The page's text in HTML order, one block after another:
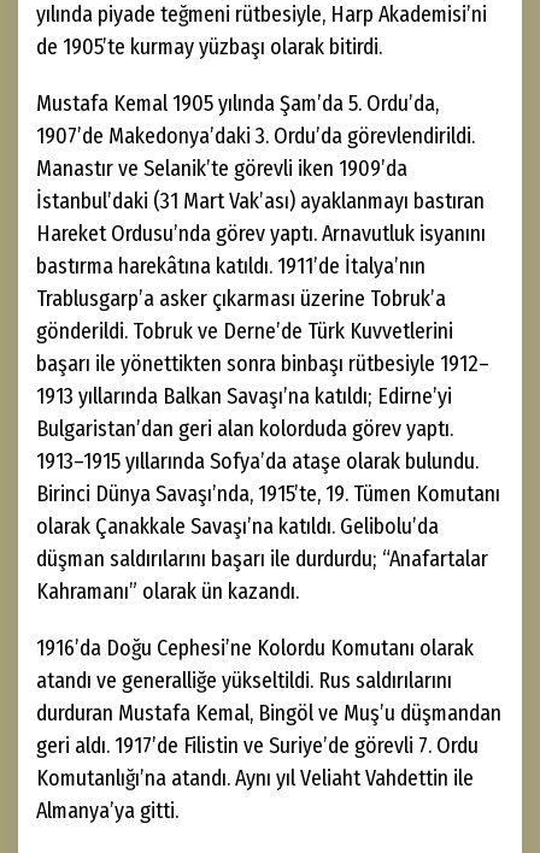
yılında piyade teğmeni rütbesiyle, Harp Akademisi’ni
de 1905’te kurmay yüzbaşı olarak bitirdi.
Mustafa Kemal 1905 yılında Şam’da 5. Ordu’da,
1907’de Makedonya’daki 3. Ordu’da görevlendirildi.
Manastır ve Selanik’te görevli iken 1909’da
İstanbul’daki (31 Mart Vak’ası) ayaklanmayı bastıran
Hareket Ordusu’nda görev yaptı. Arnavutluk isyanını
bastırma harekâtına katıldı. 1911’de İtalya’nın
Trablusgarp’a asker çıkarması üzerine Tobruk’a
gönderildi. Tobruk ve Derne’de Türk Kuvvetlerini
başarı ile yönettikten sonra binbaşı rütbesiyle 1912–
1913 yıllarında Balkan Savaşı’na katıldı; Edirne’yi
Bulgaristan’dan geri alan kolorduda görev yaptı.
1913–1915 yıllarında Sofya’da ataşe olarak bulundu.
Birinci Dünya Savaşı’nda, 1915’te, 19. Tümen Komutanı
olarak Çanakkale Savaşı’na katıldı. Gelibolu’da
düşman saldırılarını başarı ile durdurdu; “Anafartalar
Kahramanı” olarak ün kazandı.
1916’da Doğu Cephesi’ne Kolordu Komutanı olarak
atandı ve generalliğe yükseltildi. Rus saldırılarını
durduran Mustafa Kemal, Bingöl ve Muş’u düşmandan
geri aldı. 1917’de Filistin ve Suriye’de görevli 7. Ordu
Komutanlığı’na atandı. Aynı yıl Veliaht Vahdettin ile
Almanya’ya gitti.